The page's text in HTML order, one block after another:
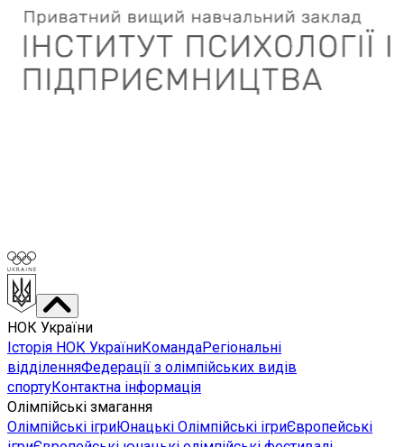
НОК України
Історія НОК УкраїниКомандаРегіональні
відділенняФедерації з олімпійських видів
спортуКонтактна інформація
Олімпійські змагання
Олімпійські ігриЮнацькі Олімпійські ігриЄвропейські